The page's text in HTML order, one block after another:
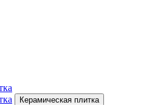
Керамическая плитка